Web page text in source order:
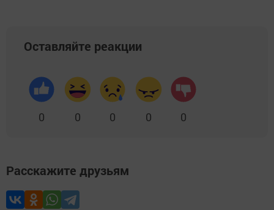
Оставляйте реакции
0 0 0 0 0
Расскажите друзьям